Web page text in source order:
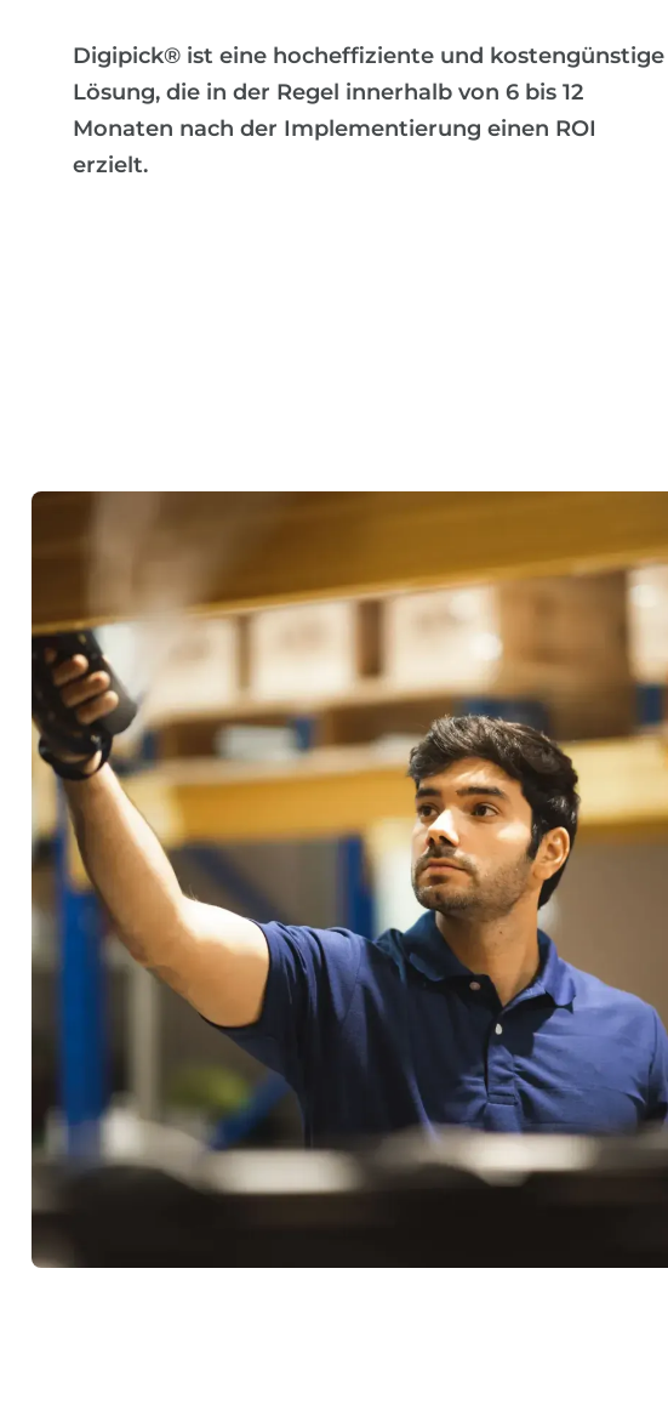
Digipick® ist eine hocheffiziente und kostengünstige
Lösung, die in der Regel innerhalb von 6 bis 12
Monaten nach der Implementierung einen ROI
erzielt.